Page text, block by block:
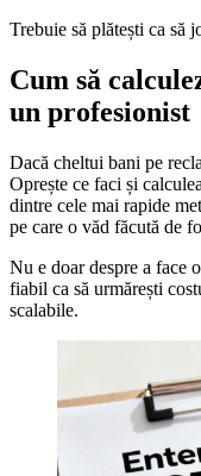
Trebuie să plătești ca să
Cum să
un profesionist
Dacă cheltui bani pe
Oprește ce faci și
dintre cele mai rapide
pe care o văd făcută de
Nu e doar despre a face
fiabil ca să urmărești
scalabile.